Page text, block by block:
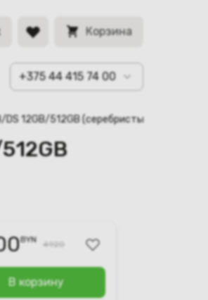
Корзина
+375 44 415 74 00
12GB/512GB (серебристый)
BYN 4920
В корзину